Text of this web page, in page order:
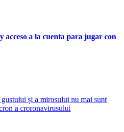
acceso a la cuenta para jugar con
și a mirosului nu mai sunt
a croronavirusului